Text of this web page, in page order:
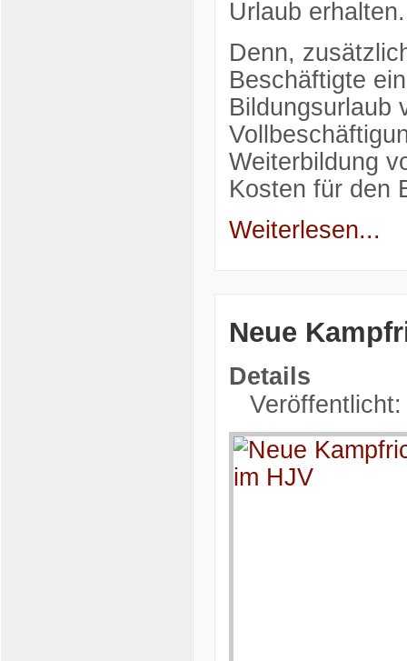
Urlaub erhalten.
Denn,
Beschäftigte
Bildungsurlaub
Weiterbildung
Kosten für den
Weiterlesen...
Neue
Details